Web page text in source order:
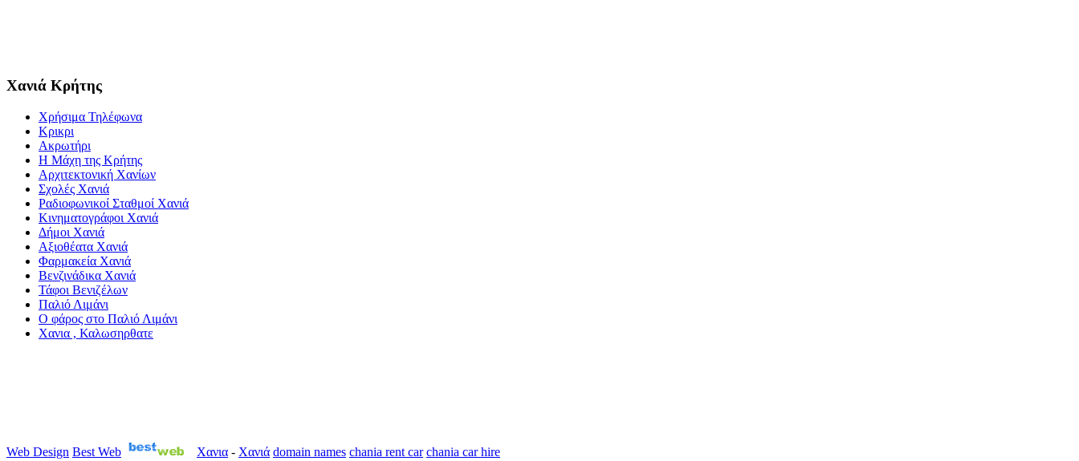
Χανιά Κρήτης
Χρήσιμα Τηλέφωνα
Κρικρι
Ακρωτήρι
Η Μάχη της Κρήτης
Αρχιτεκτονική Χανίων
Σχολές Χανιά
Ραδιοφωνικοί Σταθμοί Χανιά
Κινηματογράφοι Χανιά
Δήμοι Χανιά
Αξιοθέατα Χανιά
Φαρμακεία Χανιά
Βενζινάδικα Χανιά
Τάφοι Βενιζέλων
Παλιό Λιμάνι
Ο φάρος στο Παλιό Λιμάνι
Χανια , Καλωσηρθατε
Web Design Best Web Χανια - Χανιά domain names chania rent car chania car hire